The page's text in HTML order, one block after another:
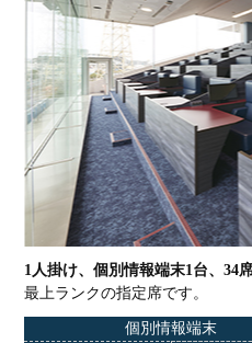
1人掛け、個別情報端末1台、34
最上ランクの指定席です。
個別情報端末